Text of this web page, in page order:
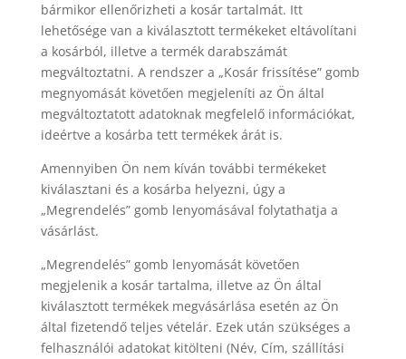
bármikor ellenőrizheti a kosár tartalmát. Itt
lehetősége van a kiválasztott termékeket eltávolítani
a kosárból, illetve a termék darabszámát
megváltoztatni. A rendszer a „Kosár frissítése” gomb
megnyomását követően megjeleníti az Ön által
megváltoztatott adatoknak megfelelő információkat,
ideértve a kosárba tett termékek árát is.
Amennyiben Ön nem kíván további termékeket
kiválasztani és a kosárba helyezni, úgy a
„Megrendelés” gomb lenyomásával folytathatja a
vásárlást.
„Megrendelés” gomb lenyomását követően
megjelenik a kosár tartalma, illetve az Ön által
kiválasztott termékek megvásárlása esetén az Ön
által fizetendő teljes vételár. Ezek után szükséges a
felhasználói adatokat kitölteni (Név, Cím, szállítási